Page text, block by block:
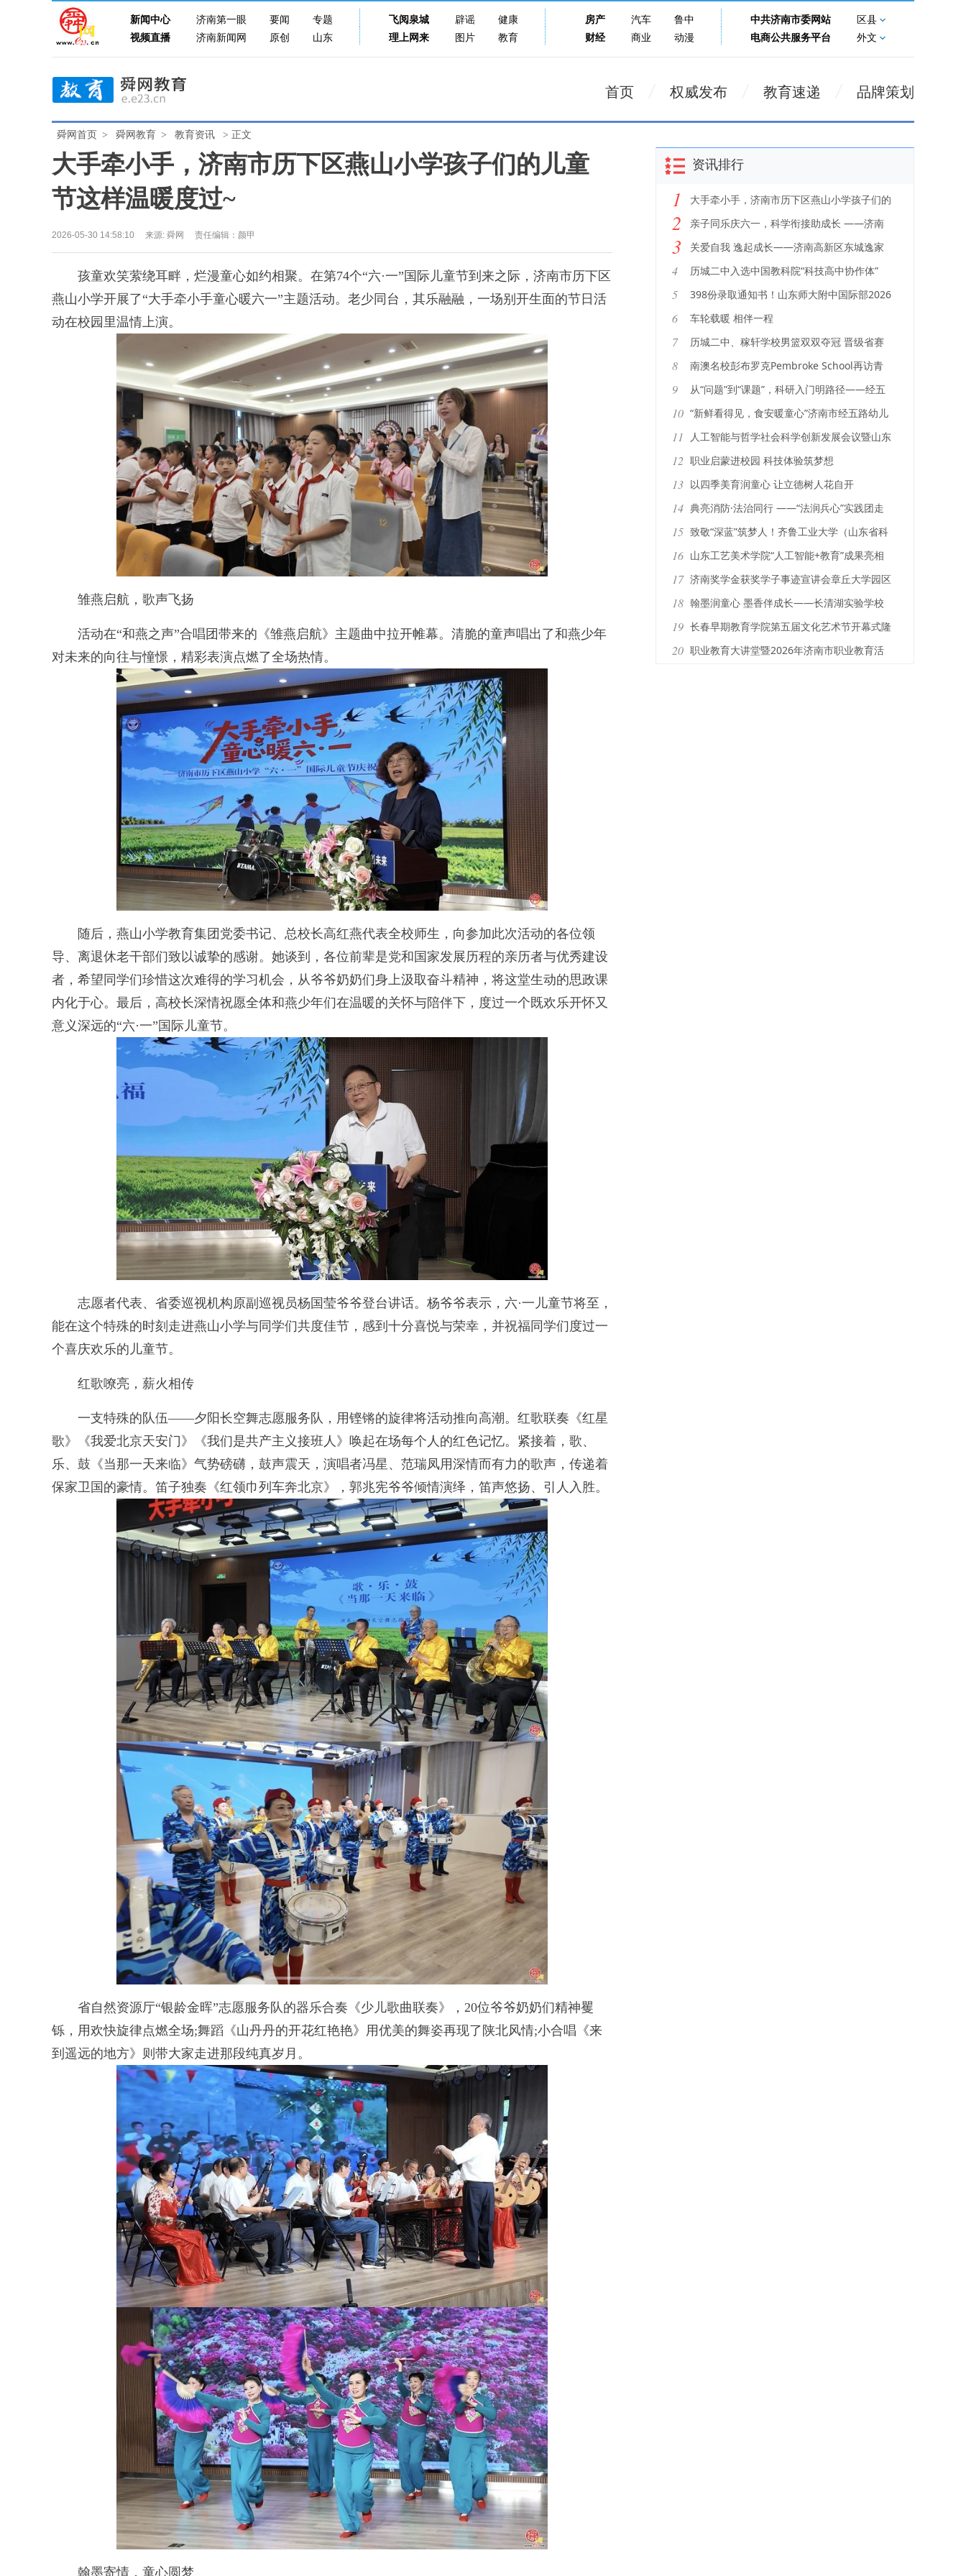
新闻中心 济南第一眼 要闻 专题 飞阅泉城 辟谣 健康 房产 汽车 鲁中 中共济南市委网站
区县
视频直播
济南新闻网 原创 山东 理上网来 图片 教育 财经 商业 动漫 电商公共服务平台 外文
首页 权威发布 教育速递 品牌策划
舜网首页 > 舜网教育 > 教育资讯 > 正文
大手牵小手，济南市历下区燕山小学孩子们的儿童
节这样温暖度过~
2026-05-30 14:58:10 来源: 舜网 责任编辑：颜甲
孩童欢笑萦绕耳畔，烂漫童心如约相聚。在第74个“六·一”国际儿童节到来之际，济南市历下区
燕山小学开展了“大手牵小手童心暖六一”主题活动。老少同台，其乐融融，一场别开生面的节日活
动在校园里温情上演。
雏燕启航，歌声飞扬
活动在“和燕之声”合唱团带来的《雏燕启航》主题曲中拉开帷幕。清脆的童声唱出了和燕少年
对未来的向往与憧憬，精彩表演点燃了全场热情。
随后，燕山小学教育集团党委书记、总校长高红燕代表全校师生，向参加此次活动的各位领
导、离退休老干部们致以诚挚的感谢。她谈到，各位前辈是党和国家发展历程的亲历者与优秀建设
者，希望同学们珍惜这次难得的学习机会，从爷爷奶奶们身上汲取奋斗精神，将这堂生动的思政课
内化于心。最后，高校长深情祝愿全体和燕少年们在温暖的关怀与陪伴下，度过一个既欢乐开怀又
意义深远的“六·一”国际儿童节。
志愿者代表、省委巡视机构原副巡视员杨国莹爷爷登台讲话。杨爷爷表示，六·一儿童节将至，
能在这个特殊的时刻走进燕山小学与同学们共度佳节，感到十分喜悦与荣幸，并祝福同学们度过一
个喜庆欢乐的儿童节。
红歌嘹亮，薪火相传
一支特殊的队伍——夕阳长空舞志愿服务队，用铿锵的旋律将活动推向高潮。红歌联奏《红星
歌》《我爱北京天安门》《我们是共产主义接班人》唤起在场每个人的红色记忆。紧接着，歌、
乐、鼓《当那一天来临》气势磅礴，鼓声震天，演唱者冯星、范瑞凤用深情而有力的歌声，传递着
保家卫国的豪情。笛子独奏《红领巾列车奔北京》，郭兆宪爷爷倾情演绎，笛声悠扬、引人入胜。
省自然资源厅“银龄金晖”志愿服务队的器乐合奏《少儿歌曲联奏》，20位爷爷奶奶们精神矍
铄，用欢快旋律点燃全场;舞蹈《山丹丹的开花红艳艳》用优美的舞姿再现了陕北风情;小合唱《来
到遥远的地方》则带大家走进那段纯真岁月。
翰墨寄情，童心圆梦
资讯排行
1
大手牵小手，济南市历下区燕山小学孩子们的
儿童节这样温暖度过~
2
亲子同乐庆六一，科学衔接助成长 ——济南
市槐荫区实验幼儿园纬九分园开展“亲子同乐
庆六一，科学衔接助成长”活动
3
关爱自我 逸起成长——济南高新区东城逸家
小学举办2026年伙伴节暨心理游园会
4 历城二中入选中国教科院“科技高中协作体”
5
398份录取通知书！山东师大附中国际部2026
届毕业生全部获世界名校录取
6 车轮载暖 相伴一程
7 历城二中、稼轩学校男篮双双夺冠 晋级省赛
8
南澳名校彭布罗克Pembroke School再访青
岛明德双语学校，IB合作从蓝图走向课堂
9
从“问题”到“课题”，科研入门明路径——经五
路幼教集团科研站（第五期）暨“三名工作
室”活动
10 “新鲜看得见，食安暖童心”济南市经五路幼儿
园开展家园膳食品鉴会
11
人工智能与哲学社会科学创新发展会议暨山东
社科大模型发布会在齐鲁工业大学（山东省科
学院）召开
12 职业启蒙进校园 科技体验筑梦想
13 以四季美育润童心 让立德树人花自开
14 典亮消防·法治同行 ——“法润兵心”实践团走
进长清区消防救援大队开展民法典普法实践活
动
15 致敬“深蓝”筑梦人！齐鲁工业大学（山东省科
学院）原创音乐剧《向海》走进山东省实验中
学
16 山东工艺美术学院“人工智能+教育”成果亮相
世界数字教育大会
17 济南奖学金获奖学子事迹宣讲会章丘大学园区
专场活动成功举办
18 翰墨润童心 墨香伴成长——长清湖实验学校
魏碑楷书名家课堂圆满举行
19 长春早期教育学院第五届文化艺术节开幕式隆
重举行
20 职业教育大讲堂暨2026年济南市职业教育活